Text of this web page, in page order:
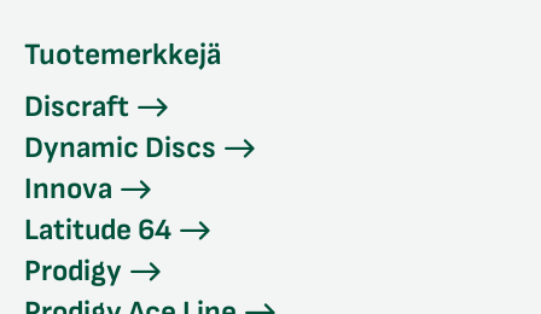
Tuotemerkkejä
Discraft
Dynamic Discs
Innova
Latitude 64
Prodigy